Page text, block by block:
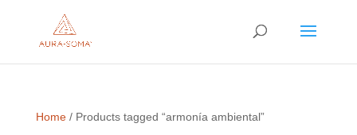
Home/ Products tagged “armonía ambiental”